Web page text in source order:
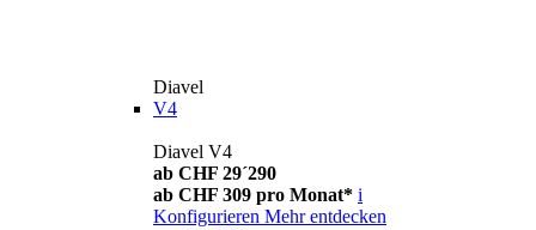
Diavel
V4
Diavel V4
ab CHF 29´290
ab CHF 309 pro Monat* i
Konfigurieren Mehr entdecken